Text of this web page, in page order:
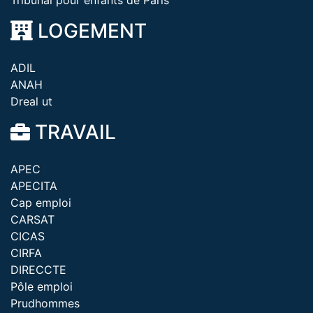
LOGEMENT
ADIL
ANAH
Dreal ut
TRAVAIL
APEC
APECITA
Cap emploi
CARSAT
CICAS
CIRFA
DIRECCTE
Pôle emploi
Prudhommes